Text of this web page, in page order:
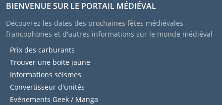
BIENVENUE SUR LE PORTAIL MÉDIÉVAL
Découvrez les dates des prochaines fêtes médiévales
francophones et d'autres informations sur le monde médiéval
Prix des carburants
Trouver une boite jaune
Informations séismes
Convertisseur d'unités
Evénements Geek / Manga